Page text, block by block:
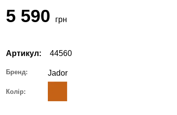
5 590 грн
Артикул: 44560
Бренд: Jador
Колір: